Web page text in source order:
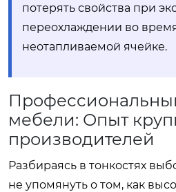
потерять свойства при
переохлаждении во
неотапливаемой ячейке.
мебели: Опыт
производителей
Разбираясь в тонкостях
не упомянуть о том, как